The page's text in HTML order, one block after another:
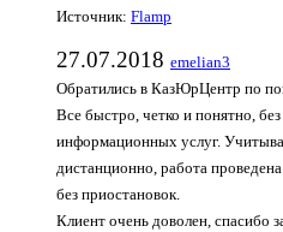
Источник: Flamp
27.07.2018 emelian3
Обратились в КазЮрЦентр по
Все быстро, четко и понятно,
информационных услуг.
дистанционно, работа
без приостановок.
Клиент очень доволен, спасибо